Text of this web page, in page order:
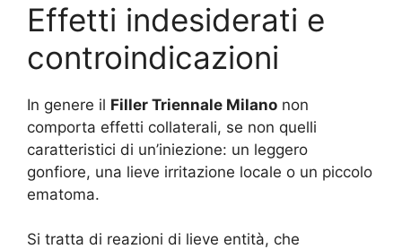
Effetti indesiderati e
controindicazioni
In genere il Filler Triennale Milano non
comporta effetti collaterali, se non quelli
caratteristici di un’iniezione: un leggero
gonfiore, una lieve irritazione locale o un piccolo
ematoma.
Si tratta di reazioni di lieve entità, che